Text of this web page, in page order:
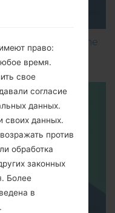
on LG Smartphone
право:
время.
свое
согласие
данных.
своих данных.
против
обработка
законных
Более
в